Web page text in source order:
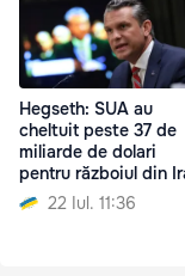
Hegseth: SUA au
cheltuit peste 37 de
miliarde de dolari
pentru războiul din
22 Iul. 11:36